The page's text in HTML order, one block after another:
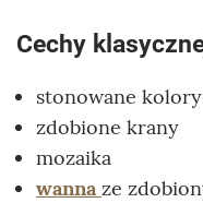
Cechy
stonowane
zdobione krany
mozaika
wannaze